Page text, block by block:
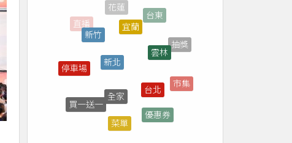
台中
免費
7-ELEVEN
優惠券
菜單
買一送一
停車場
新竹
宜蘭
雲林
台北
新北